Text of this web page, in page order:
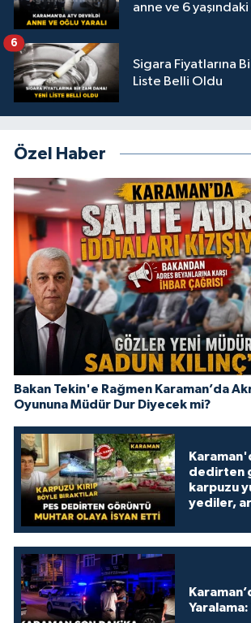
anne ve 6
Sigara Fiyatlarına
Liste Belli Oldu
6
Özel Haber
Bakan Tekin'e Rağmen Karaman’da
Oyununa Müdür Dur Diyecek mi?
dedirten
karpuzu
yediler,
Yaralama: